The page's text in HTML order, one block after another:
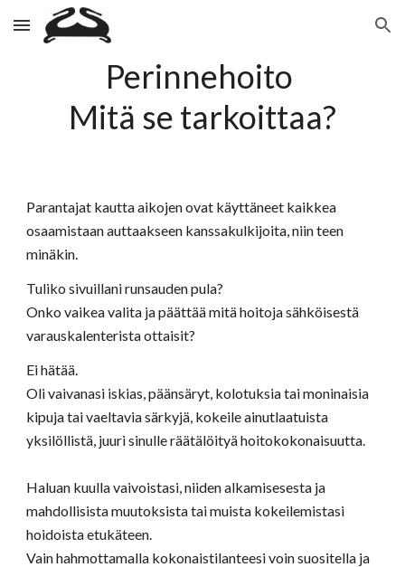
Skip to main content Skip to navigation
Perinnehoito
Mitä se tarkoittaa?
Parantajat kautta aikojen ovat käyttäneet kaikkea
osaamistaan auttaakseen kanssakulkijoita, niin teen
minäkin.
Tuliko sivuillani runsauden pula?
Onko vaikea valita ja päättää mitä hoitoja sähköisestä
varauskalenterista ottaisit?
Ei hätää.
Oli vaivanasi iskias, päänsäryt, kolotuksia tai moninaisia
kipuja tai vaeltavia särkyjä, kokeile ainutlaatuista
yksilöllistä, juuri sinulle räätälöityä hoitokokonaisuutta.
Haluan kuulla vaivoistasi, niiden alkamisesesta ja
mahdollisista muutoksista tai muista kokeilemistasi
hoidoista etukäteen.
Vain hahmottamalla kokonaistilanteesi voin suositella ja